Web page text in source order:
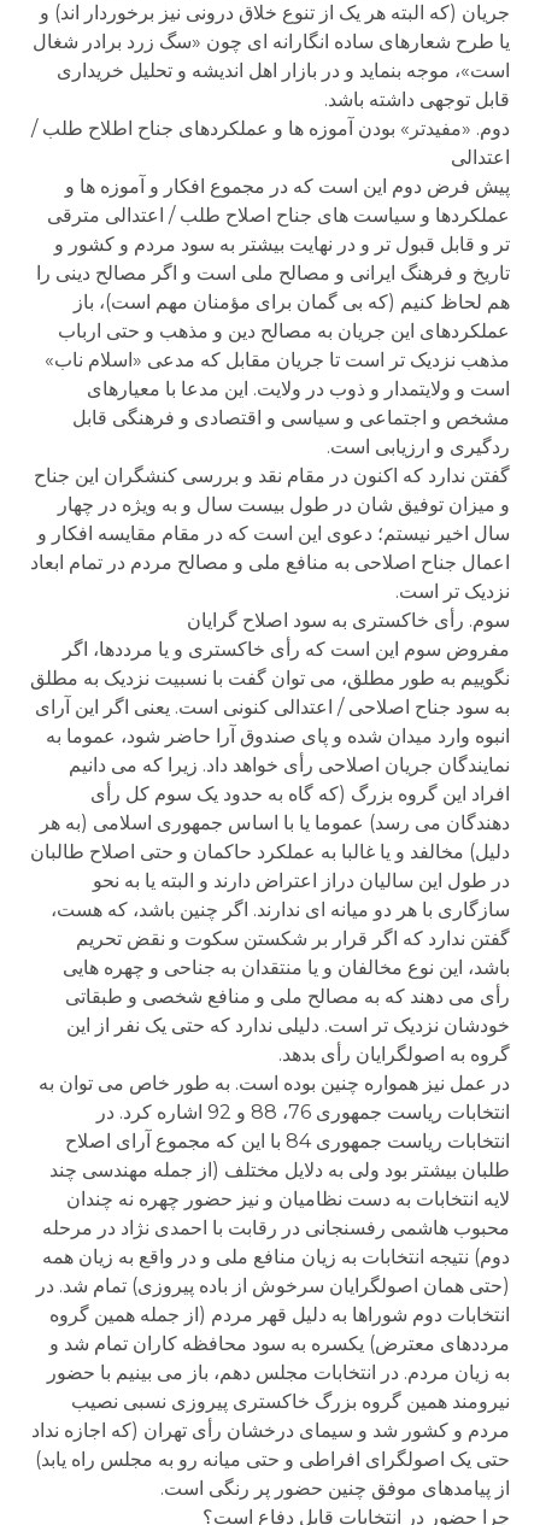
جریان (که البته هر یک از تنوع خلاق درونی نیز برخوردار اند) و
یا طرح شعارهای ساده انگارانه ای چون «سگ زرد برادر شغال
است»، موجه بنماید و در بازار اهل اندیشه و تحلیل خریداری
قابل توجهی داشته باشد.
دوم. «مفیدتر» بودن آموزه ها و عملکردهای جناح اطلاح طلب /
اعتدالی
پیش فرض دوم این است که در مجموع افکار و آموزه ها و
عملکردها و سیاست های جناح اصلاح طلب / اعتدالی مترقی
تر و قابل قبول تر و در نهایت بیشتر به سود مردم و کشور و
تاریخ و فرهنگ ایرانی و مصالح ملی است و اگر مصالح دینی را
هم لحاظ کنیم (که بی گمان برای مؤمنان مهم است)، باز
عملکردهای این جریان به مصالح دین و مذهب و حتی ارباب
مذهب نزدیک تر است تا جریان مقابل که مدعی «اسلام ناب»
است و ولایتمدار و ذوب در ولایت. این مدعا با معیارهای
مشخص و اجتماعی و سیاسی و اقتصادی و فرهنگی قابل
ردگیری و ارزیابی است.
گفتن ندارد که اکنون در مقام نقد و بررسی کنشگران این جناح
و میزان توفیق شان در طول بیست سال و به ویژه در چهار
سال اخیر نیستم؛ دعوی این است که در مقام مقایسه افکار و
اعمال جناح اصلاحی به منافع ملی و مصالح مردم در تمام ابعاد
نزدیک تر است.
سوم. رأی خاکستری به سود اصلاح گرایان
مفروض سوم این است که رأی خاکستری و یا مرددها، اگر
نگوییم به طور مطلق، می توان گفت با نسبیت نزدیک به مطلق
به سود جناح اصلاحی / اعتدالی کنونی است. یعنی اگر این آرای
انبوه وارد میدان شده و پای صندوق آرا حاضر شود، عموما به
نمایندگان جریان اصلاحی رأی خواهد داد. زیرا که می دانیم
افراد این گروه بزرگ (که گاه به حدود یک سوم کل رأی
دهندگان می رسد) عموما یا با اساس جمهوری اسلامی (به هر
دلیل) مخالفد و یا غالبا به عملکرد حاکمان و حتی اصلاح طالبان
در طول این سالیان دراز اعتراض دارند و البته یا به نحو
سازگاری با هر دو میانه ای ندارند. اگر چنین باشد، که هست،
گفتن ندارد که اگر قرار بر شکستن سکوت و نقض تحریم
باشد، این نوع مخالفان و یا منتقدان به جناحی و چهره هایی
رأی می دهند که به مصالح ملی و منافع شخصی و طبقاتی
خودشان نزدیک تر است. دلیلی ندارد که حتی یک نفر از این
گروه به اصولگرایان رأی بدهد.
در عمل نیز همواره چنین بوده است. به طور خاص می توان به
انتخابات ریاست جمهوری 76، 88 و 92 اشاره کرد. در
انتخابات ریاست جمهوری 84 با این که مجموع آرای اصلاح
طلبان بیشتر بود ولی به دلایل مختلف (از جمله مهندسی چند
لایه انتخابات به دست نظامیان و نیز حضور چهره نه چندان
محبوب هاشمی رفسنجانی در رقابت با احمدی نژاد در مرحله
دوم) نتیجه انتخابات به زیان منافع ملی و در واقع به زیان همه
(حتی همان اصولگرایان سرخوش از باده پیروزی) تمام شد. در
انتخابات دوم شوراها به دلیل قهر مردم (از جمله همین گروه
مرددهای معترض) یکسره به سود محافظه کاران تمام شد و
به زیان مردم. در انتخابات مجلس دهم، باز می بینیم با حضور
نیرومند همین گروه بزرگ خاکستری پیروزی نسبی نصیب
مردم و کشور شد و سیمای درخشان رأی تهران (که اجازه نداد
حتی یک اصولگرای افراطی و حتی میانه رو به مجلس راه یابد)
از پیامدهای موفق چنین حضور پر رنگی است.
چرا حضور در انتخابات قابل دفاع است؟